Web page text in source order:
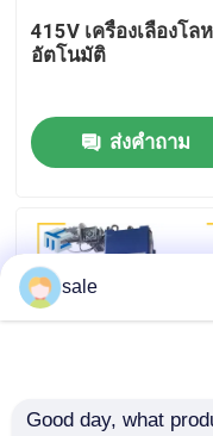
การควบคุมคุณภาพ
ติดต่อเรา
กรณี
เครื่องเคลือบถัง
415V เครื่องเลืองโล
อัตโนมัติ
ส่งคำถาม
sale
Good day, what